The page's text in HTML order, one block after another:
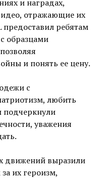
и наградах,
отражающие их
ребятам
образцами
и понять ее цену.
с
любить
подчеркнули
уважения
движений выразили
их героизм,